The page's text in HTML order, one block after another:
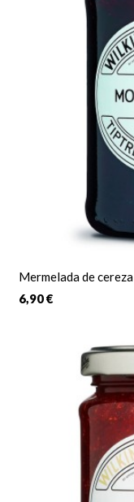
Mermelada de cereza
6,90 €